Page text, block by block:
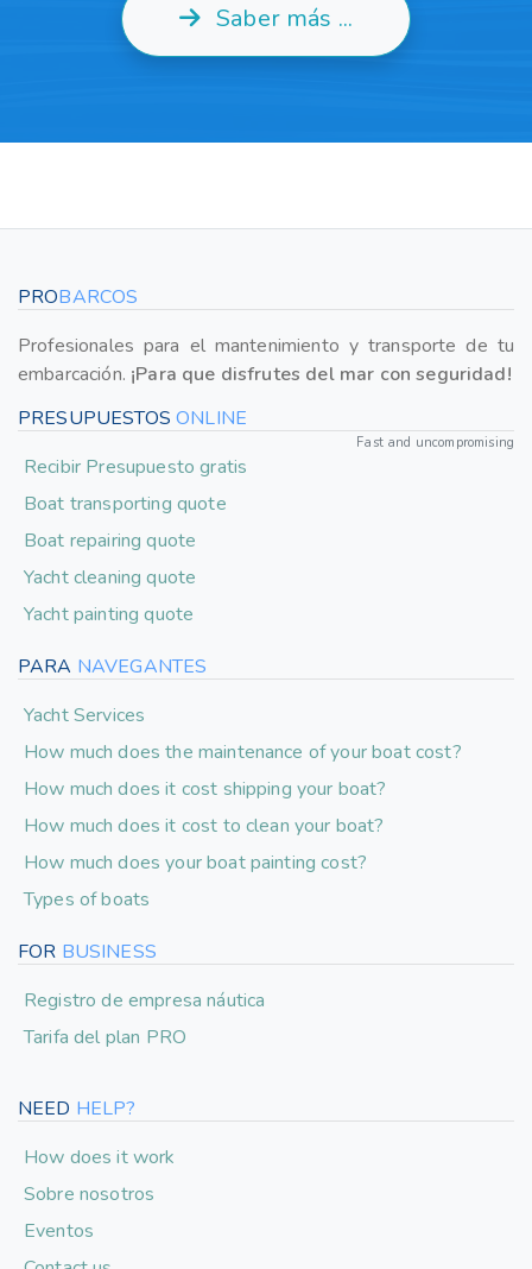
Saber más ...
PROBARCOS
Profesionales para el mantenimiento y transporte de tu
embarcación. ¡Para que disfrutes del mar con seguridad!
PRESUPUESTOSONLINE
Fast and uncompromising
Recibir Presupuesto gratis
Boat transporting quote
Boat repairing quote
Yacht cleaning quote
Yacht painting quote
PARA NAVEGANTES
Yacht Services
How much does the maintenance of your boat cost?
How much does it cost shipping your boat?
How much does it cost to clean your boat?
How much does your boat painting cost?
Types of boats
FOR BUSINESS
Registro de empresa náutica
Tarifa del plan PRO
NEED HELP?
How does it work
Sobre nosotros
Eventos